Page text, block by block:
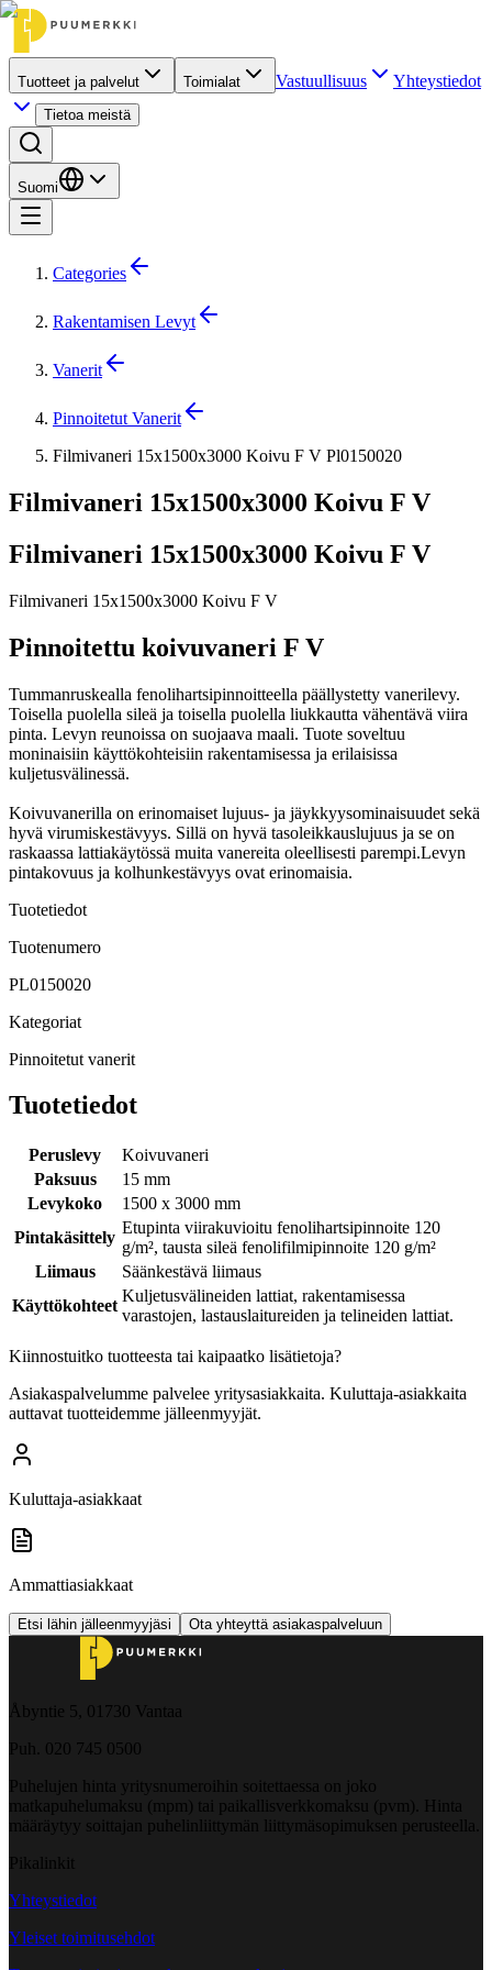
Tuotteet ja palvelut Toimialat Vastuullisuus Yhteystiedot
Tietoa meistä
Suomi
Categories
Rakentamisen Levyt
Vanerit
Pinnoitetut Vanerit
Filmivaneri 15x1500x3000 Koivu F V Pl0150020
Filmivaneri 15x1500x3000 Koivu F V
Filmivaneri 15x1500x3000 Koivu F V
Filmivaneri 15x1500x3000 Koivu F V
Pinnoitettu koivuvaneri F V
Tummanruskealla fenolihartsipinnoitteella päällystetty vanerilevy.
Toisella puolella sileä ja toisella puolella liukkautta vähentävä viira
pinta. Levyn reunoissa on suojaava maali. Tuote soveltuu
moninaisiin käyttökohteisiin rakentamisessa ja erilaisissa
kuljetusvälinessä.
Koivuvanerilla on erinomaiset lujuus- ja jäykkyysominaisuudet sekä
hyvä virumiskestävyys. Sillä on hyvä tasoleikkauslujuus ja se on
raskaassa lattiakäytössä muita vanereita oleellisesti parempi.Levyn
pintakovuus ja kolhunkestävyys ovat erinomaisia.
Tuotetiedot
Tuotenumero
PL0150020
Kategoriat
Pinnoitetut vanerit
Tuotetiedot
Peruslevy
Koivuvaneri
Paksuus
15 mm
Levykoko
1500 x 3000 mm
Pintakäsittely
Etupinta viirakuvioitu fenolihartsipinnoite 120
g/m², tausta sileä fenolifilmipinnoite 120 g/m²
Liimaus
Säänkestävä liimaus
Käyttökohteet
Kuljetusvälineiden lattiat, rakentamisessa
varastojen, lastauslaitureiden ja telineiden lattiat.
Kiinnostuitko tuotteesta tai kaipaatko lisätietoja?
Asiakaspalvelumme palvelee yritysasiakkaita. Kuluttaja-asiakkaita
auttavat tuotteidemme jälleenmyyjät.
Kuluttaja-asiakkaat
Ammattiasiakkaat
Etsi lähin jälleenmyyjäsi Ota yhteyttä asiakaspalveluun
Åbyntie 5, 01730 Vantaa
Puh. 020 745 0500
Puhelujen hinta yritysnumeroihin soitettaessa on joko
matkapuhelumaksu (mpm) tai paikallisverkkomaksu (pvm). Hinta
määräytyy soittajan puhelinliittymän liittymäsopimuksen perusteella.
Pikalinkit
Yhteystiedot
Yleiset toimitusehdot